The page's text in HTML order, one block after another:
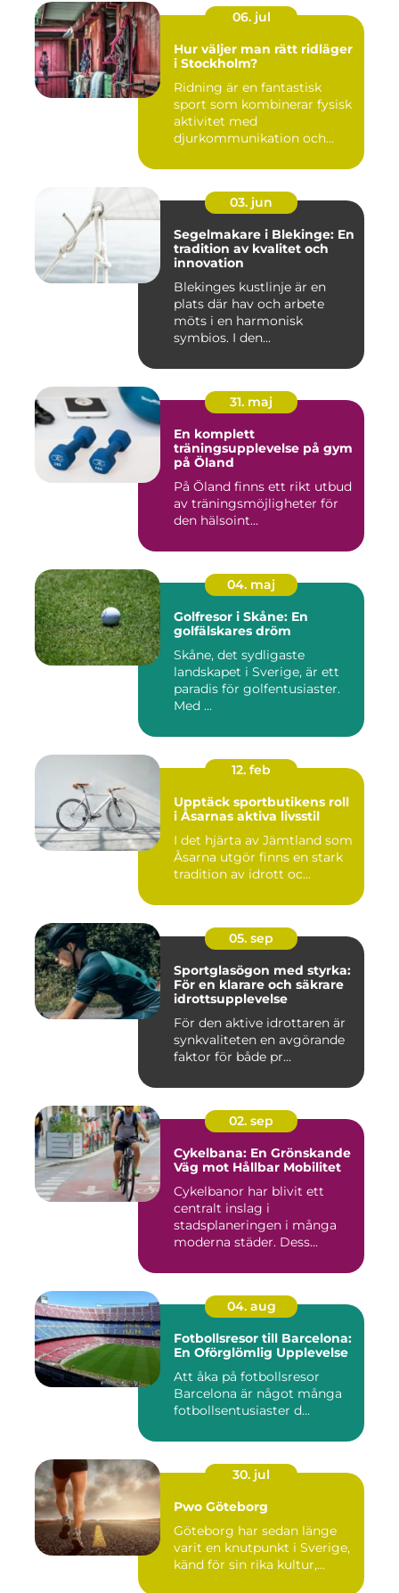
06. jul
Hur väljer man rätt ridläger
i Stockholm?
Ridning är en fantastisk
sport som kombinerar fysisk
aktivitet med
djurkommunikation och
03. jun
Segelmakare i Blekinge: En
tradition av kvalitet och
innovation
Blekinges kustlinje är en
plats där hav och arbete
möts i en harmonisk
symbios. I den...
31. maj
En komplett
träningsupplevelse på gym
på Öland
På Öland finns ett rikt utbud
av träningsmöjligheter för
den hälsoint...
04. maj
Golfresor i Skåne: En
golfälskares dröm
Skåne, det sydligaste
landskapet i Sverige, är ett
paradis för golfentusiaster.
Med ...
12. feb
Upptäck sportbutikens roll
i Åsarnas aktiva livsstil
I det hjärta av Jämtland som
Åsarna utgör finns en stark
tradition av idrott oc...
05. sep
Sportglasögon med styrka:
För en klarare och säkrare
idrottsupplevelse
För den aktive idrottaren är
synkvaliteten en avgörande
faktor för både pr...
02. sep
Cykelbana: En Grönskande
Väg mot Hållbar Mobilitet
Cykelbanor har blivit ett
centralt inslag i
stadsplaneringen i många
moderna städer. Dess...
04. aug
Fotbollsresor till Barcelona:
En Oförglömlig Upplevelse
Att åka på fotbollsresor
Barcelona är något många
fotbollsentusiaster d...
30. jul
Pwo Göteborg
Göteborg har sedan länge
varit en knutpunkt i Sverige,
känd för sin rika kultur,...